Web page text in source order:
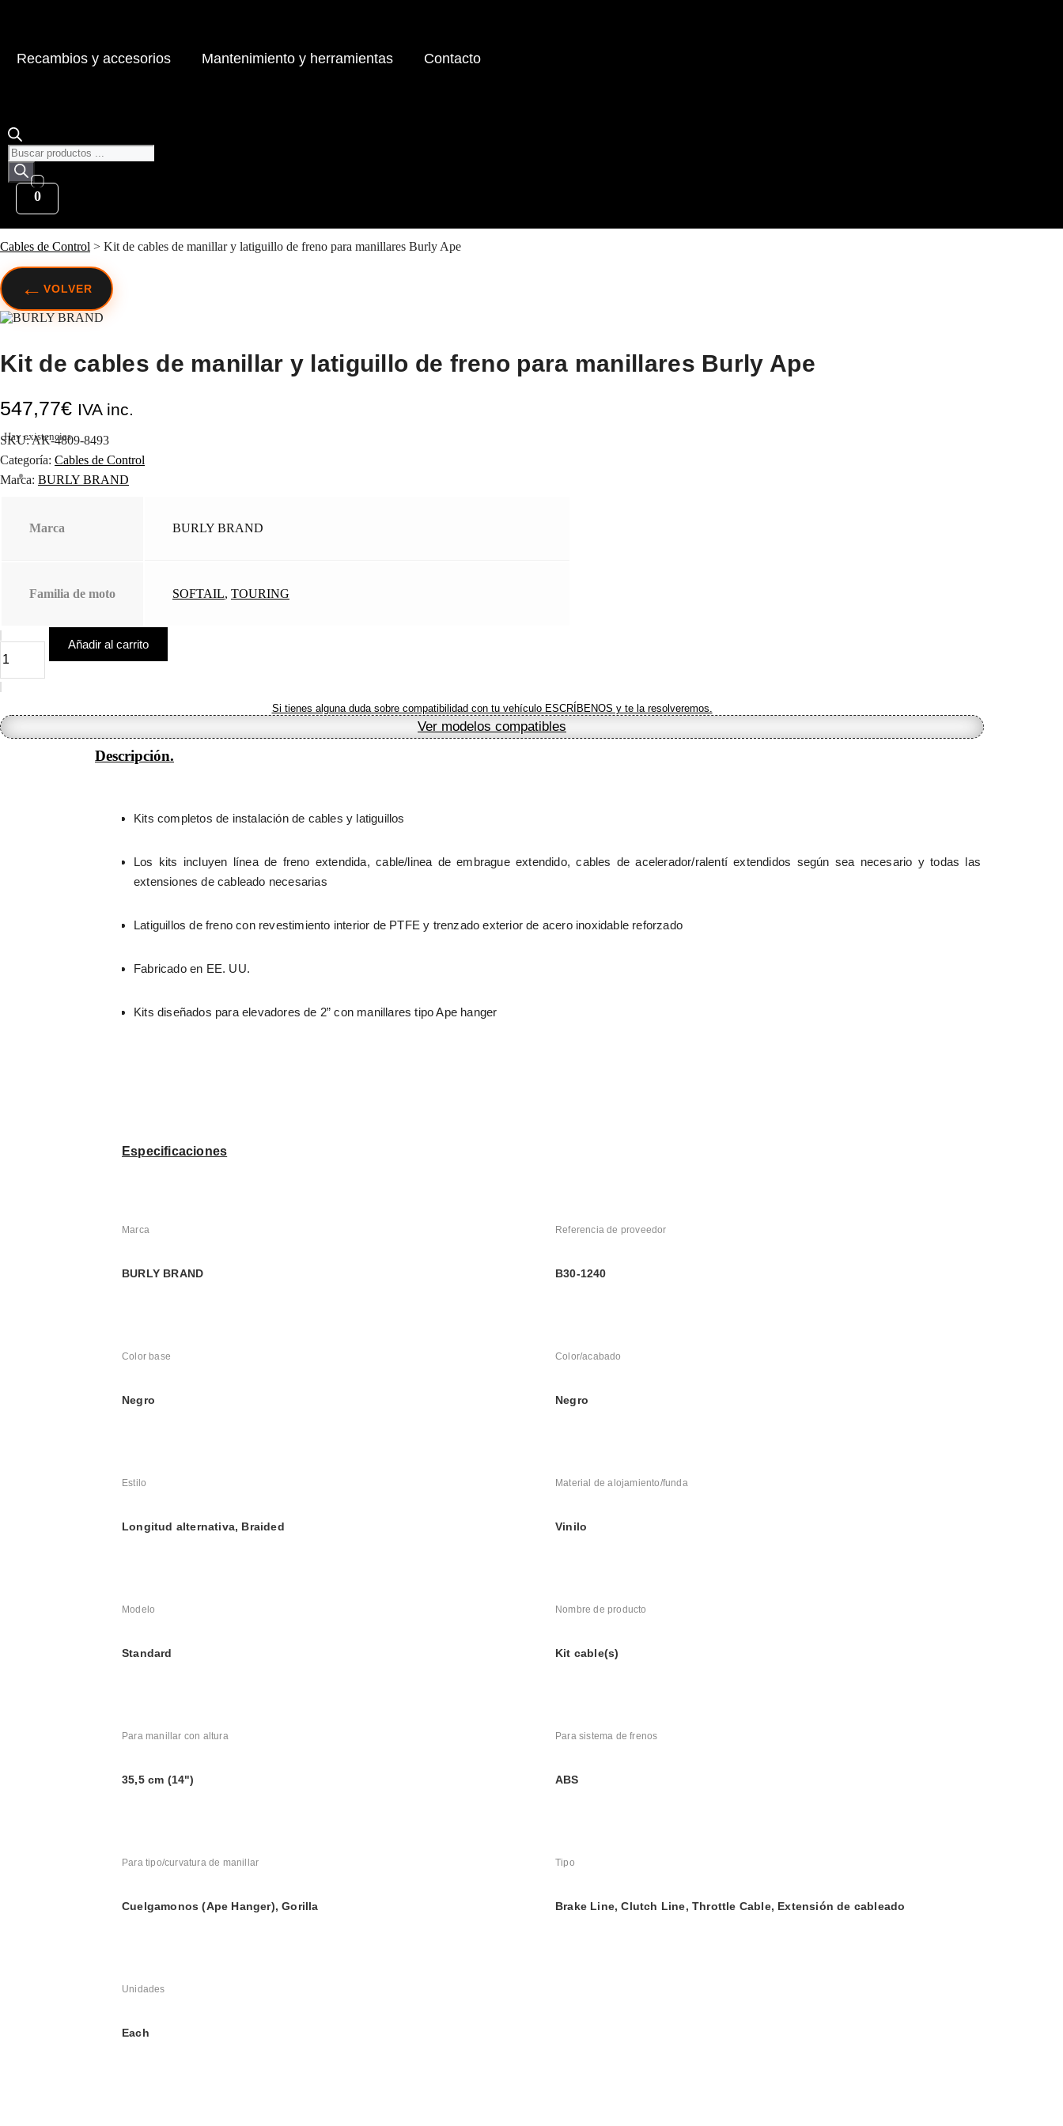
Cables de Control > Kit de cables de manillar y latiguillo de freno para manillares Burly Ape
Recambios y accesorios Mantenimiento y herramientas Contacto
Búsqueda
de
productos
0
← VOLVER
Kit de cables de manillar y latiguillo de freno para manillares Burly Ape
547,77€ IVA inc.
Hay existencias
SKU:AK-4809-8493
Categoría: Cables de Control
Marca: BURLY BRAND
Marca BURLY BRAND
Familia de moto SOFTAIL, TOURING
de
cables
de
y
latiguillo
Añadir al carrito
Si tienes alguna duda sobre compatibilidad con tu vehículo ESCRÍBENOS y te la resolveremos.
Ver modelos compatibles
Descripción.
Kits completos de instalación de cables y latiguillos
Los kits incluyen línea de freno extendida, cable/linea de embrague extendido, cables de acelerador/ralentí extendidos según sea necesario y todas las
extensiones de cableado necesarias
Latiguillos de freno con revestimiento interior de PTFE y trenzado exterior de acero inoxidable reforzado
Fabricado en EE. UU.
Kits diseñados para elevadores de 2” con manillares tipo Ape hanger
Especificaciones
Marca
BURLY BRAND
Referencia de proveedor
B30-1240
Color base
Negro
Color/acabado
Negro
Estilo
Longitud alternativa, Braided
Material de alojamiento/funda
Vinilo
Modelo
Standard
Nombre de producto
Kit cable(s)
Para manillar con altura
35,5 cm (14")
Para sistema de frenos
ABS
Para tipo/curvatura de manillar
Cuelgamonos (Ape Hanger), Gorilla
Tipo
Brake Line, Clutch Line, Throttle Cable, Extensión de cableado
Unidades
Each